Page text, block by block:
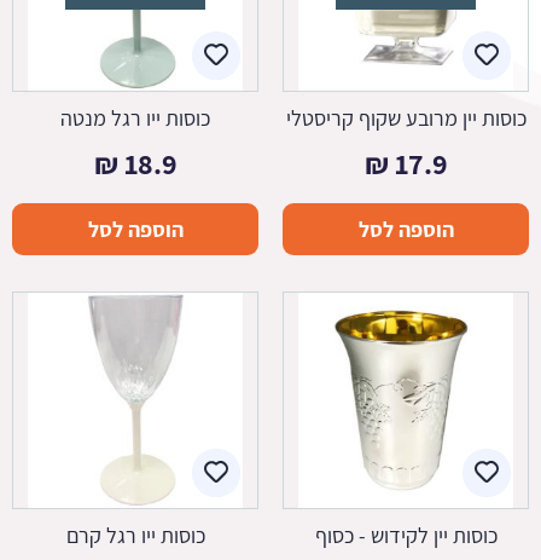
כוסות יין מרובע שקוף קריסטלי
17.9
₪
הוספה לסל
כוסות ייו רגל מנטה
18.9
₪
הוספה לסל
כוסות יין לקידוש - כסוף כוסות ייו רגל קרם